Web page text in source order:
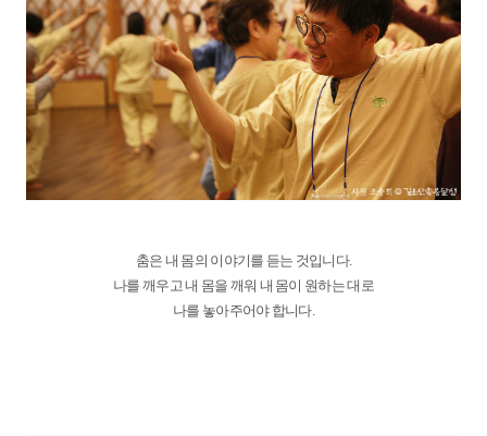
춤은 내 몸의 이야기를 듣는 것입니다.
나를 깨우고 내 몸을 깨워 내 몸이 원하는 대로
나를 놓아주어야 합니다.